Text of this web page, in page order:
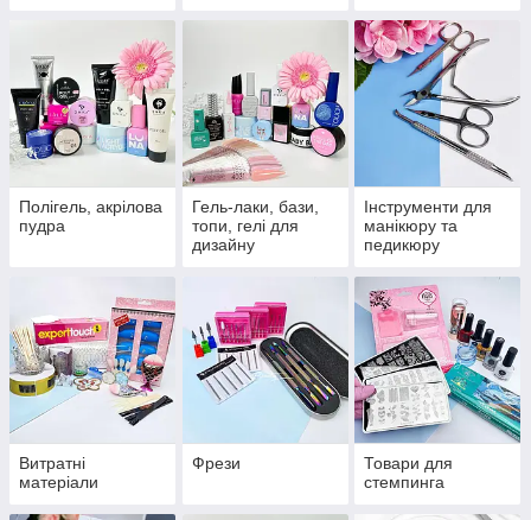
Полігель, акрілова
пудра
Гель-лаки, бази,
топи, гелі для
дизайну
Інструменти для
манікюру та
педикюру
Витратні
матеріали
Фрези
Товари для
стемпинга